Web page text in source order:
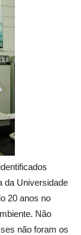
da Universidade
20 anos no
Não
não foram os